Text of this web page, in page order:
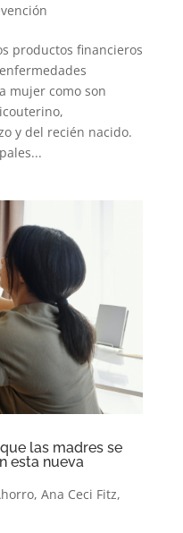
productos financieros
mujer como son
y del recién nacido.
las madres se
esta nueva
, Ana Ceci Fitz,